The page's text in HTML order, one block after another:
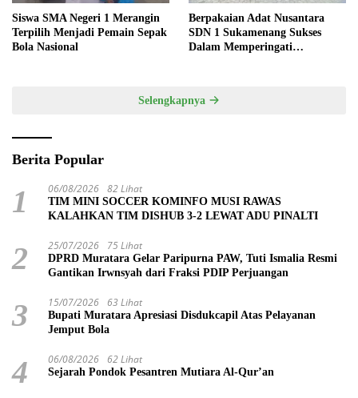
Siswa SMA Negeri 1 Merangin
Terpilih Menjadi Pemain Sepak
Bola Nasional
Berpakaian Adat Nusantara
SDN 1 Sukamenang Sukses
Dalam Memperingati
Selengkapnya
Berita Popular
1 06/08/2026 82 Lihat
TIM MINI SOCCER KOMINFO MUSI RAWAS
KALAHKAN TIM DISHUB 3-2 LEWAT ADU PINALTI
2 25/07/2026 75 Lihat
DPRD Muratara Gelar Paripurna PAW, Tuti Ismalia Resmi
Gantikan Irwnsyah dari Fraksi PDIP Perjuangan
3 15/07/2026 63 Lihat
Bupati Muratara Apresiasi Disdukcapil Atas Pelayanan
Jemput Bola
4 06/08/2026 62 Lihat
Sejarah Pondok Pesantren Mutiara Al-Qur’an